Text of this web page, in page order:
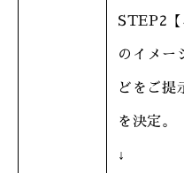
STEP2【
のイメー
どをご提
を決定。
↓